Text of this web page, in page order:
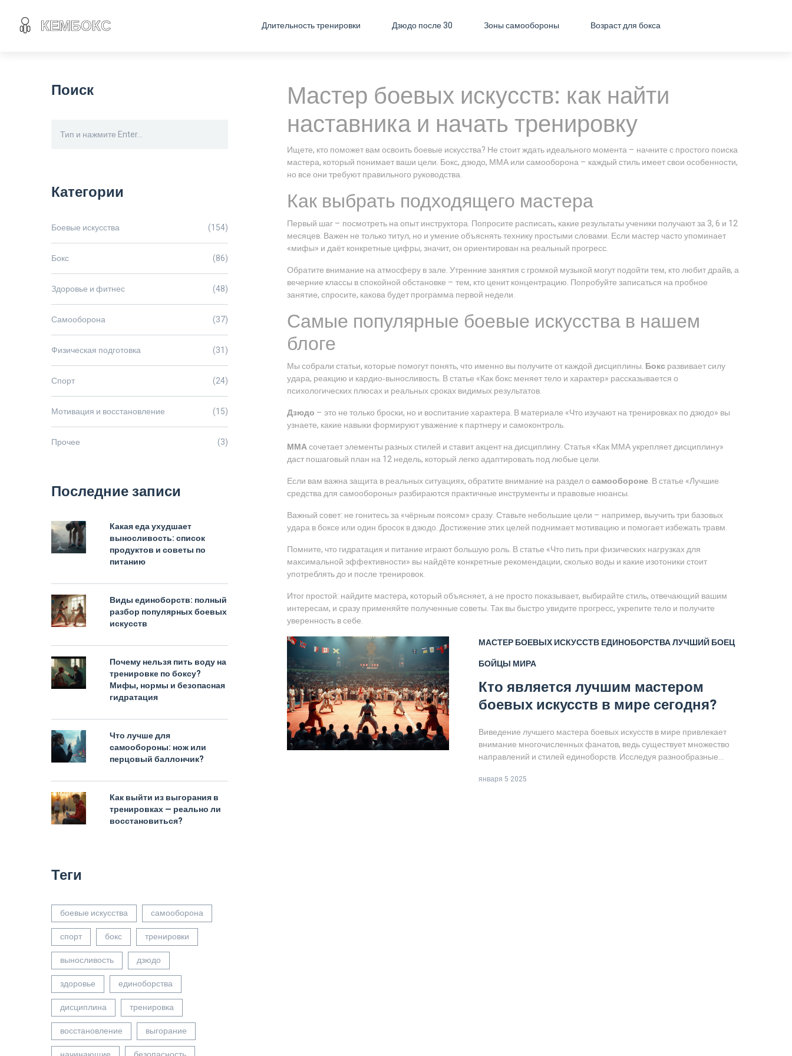
Длительность тренировки Дзюдо после 30 Зоны самообороны Возраст для бокса
Мастер боевых искусств: как найти
наставника и начать тренировку
Ищете, кто поможет вам освоить боевые искусства? Не стоит ждать идеального момента – начните с простого поиска
мастера, который понимает ваши цели. Бокс, дзюдо, ММА или самооборона – каждый стиль имеет свои особенности,
но все они требуют правильного руководства.
Как выбрать подходящего мастера
Первый шаг – посмотреть на опыт инструктора. Попросите расписать, какие результаты ученики получают за 3, 6 и 12
месяцев. Важен не только титул, но и умение объяснять технику простыми словами. Если мастер часто упоминает
«мифы» и даёт конкретные цифры, значит, он ориентирован на реальный прогресс.
Обратите внимание на атмосферу в зале. Утренние занятия с громкой музыкой могут подойти тем, кто любит драйв, а
вечерние классы в спокойной обстановке – тем, кто ценит концентрацию. Попробуйте записаться на пробное
занятие, спросите, какова будет программа первой недели.
Самые популярные боевые искусства в нашем
блоге
Мы собрали статьи, которые помогут понять, что именно вы получите от каждой дисциплины. Боксразвивает силу
удара, реакцию и кардио‑выносливость. В статье «Как бокс меняет тело и характер» рассказывается о
психологических плюсах и реальных сроках видимых результатов.
Дзюдо – это не только броски, но и воспитание характера. В материале «Что изучают на тренировках по дзюдо» вы
узнаете, какие навыки формируют уважение к партнеру и самоконтроль.
ММАсочетает элементы разных стилей и ставит акцент на дисциплину. Статья «Как ММА укрепляет дисциплину»
даст пошаговый план на 12 недель, который легко адаптировать под любые цели.
Если вам важна защита в реальных ситуациях, обратите внимание на раздел осамообороне. В статье «Лучшие
средства для самообороны» разбираются практичные инструменты и правовые нюансы.
Важный совет: не гонитесь за «чёрным поясом» сразу. Ставьте небольшие цели – например, выучить три базовых
удара в боксе или один бросок в дзюдо. Достижение этих целей поднимает мотивацию и помогает избежать травм.
Помните, что гидратация и питание играют большую роль. В статье «Что пить при физических нагрузках для
максимальной эффективности» вы найдёте конкретные рекомендации, сколько воды и какие изотоники стоит
употреблять до и после тренировок.
Итог простой: найдите мастера, который объясняет, а не просто показывает, выбирайте стиль, отвечающий вашим
интересам, и сразу применяйте полученные советы. Так вы быстро увидите прогресс, укрепите тело и получите
уверенность в себе.
МАСТЕР БОЕВЫХ ИСКУССТВЕДИНОБОРСТВАЛУЧШИЙ БОЕЦ
БОЙЦЫ МИРА
Кто является лучшим мастером
боевых искусств в мире сегодня?
Виведение лучшего мастера боевых искусств в мире привлекает
внимание многочисленных фанатов, ведь существует множество
направлений и стилей единоборств. Исследуя разнообразные
уникальными подходами и методами. Важно оценить достижения и
января 5 2025
Поиск
Категории
Боевые искусства (154)
Бокс (86)
Здоровье и фитнес (48)
Самооборона (37)
Физическая подготовка (31)
Спорт (24)
Мотивация и восстановление (15)
Прочее (3)
Последние записи
Какая еда ухудшает
выносливость: список
продуктов и советы по
питанию
Виды единоборств: полный
разбор популярных боевых
искусств
Почему нельзя пить воду на
тренировке по боксу?
Мифы, нормы и безопасная
гидратация
Что лучше для
самообороны: нож или
перцовый баллончик?
Как выйти из выгорания в
тренировках — реально ли
восстановиться?
Теги
боевые искусства
самооборона
спорт
бокс
тренировки
выносливость
дзюдо
здоровье
единоборства
дисциплина
тренировка
восстановление
выгорание